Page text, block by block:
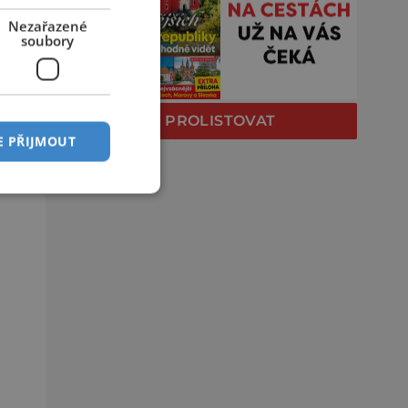
PROLISTOVAT
Nezařazené
soubory
PŘIJMOUT